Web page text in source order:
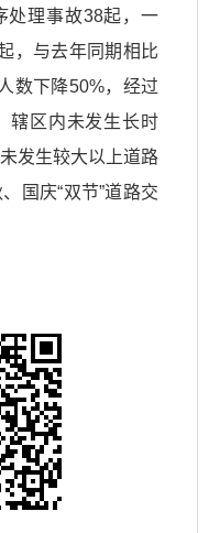
处理事故38起，一
，与去年同期相比
数下降50%，经过
辖区内未发生长时
发生较大以上道路
国庆“双节”道路交